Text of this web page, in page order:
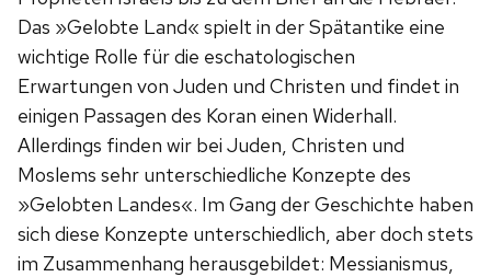
Das »Gelobte Land« spielt in der Spätantike eine
wichtige Rolle für die eschatologischen
Erwartungen von Juden und Christen und findet in
einigen Passagen des Koran einen Widerhall.
Allerdings finden wir bei Juden, Christen und
Moslems sehr unterschiedliche Konzepte des
»Gelobten Landes«. Im Gang der Geschichte haben
sich diese Konzepte unterschiedlich, aber doch stets
im Zusammenhang herausgebildet: Messianismus,